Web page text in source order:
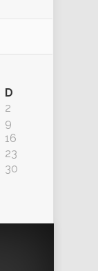
D
2
9
16
23
30